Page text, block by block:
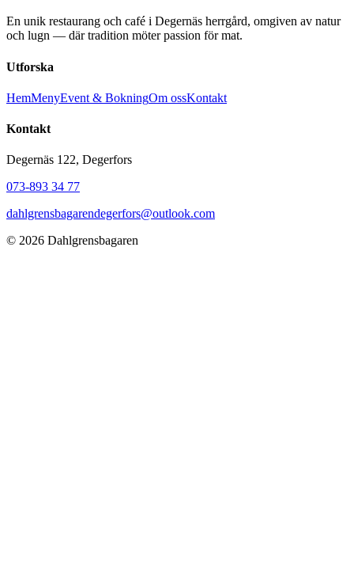
En unik restaurang och café i Degernäs herrgård, omgiven av natur
och lugn — där tradition möter passion för mat.
Utforska
HemMenyEvent & BokningOm ossKontakt
Kontakt
Degernäs 122, Degerfors
073-893 34 77
dahlgrensbagarendegerfors@outlook.com
© 2026 Dahlgrensbagaren